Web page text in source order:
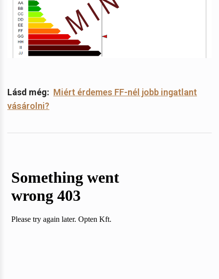
Lásd még: Miért érdemes FF-nél jobb ingatlant
vásárolni?